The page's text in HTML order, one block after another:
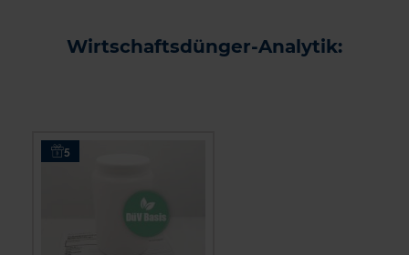
Wirtschaftsdünger-Analytik:
5